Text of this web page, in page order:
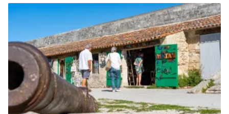
Afbeelding